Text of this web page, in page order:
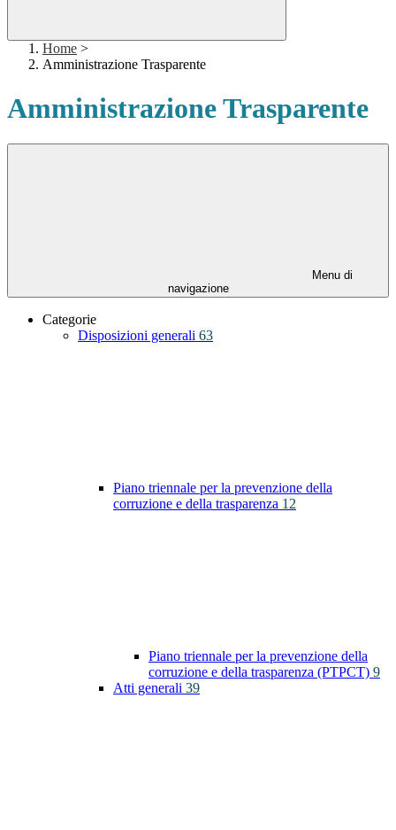
Home >
Amministrazione Trasparente
Amministrazione Trasparente
Menu di
navigazione
Categorie
Disposizioni generali 63
Piano triennale per la prevenzione della
corruzione e della trasparenza 12
Piano triennale per la prevenzione della
corruzione e della trasparenza (PTPCT) 9
Atti generali 39